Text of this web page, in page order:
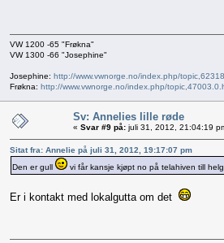
VW 1200 -65 "Frøkna"
VW 1300 -66 "Josephine"
Josephine: http://www.vwnorge.no/index.php/
Frøkna: http://www.vwnorge.no/index.php/
Sv: Annelies lille røde
« Svar #9 på: juli 31, 2012, 21:04:19
Sitat fra: Annelie på juli 31, 2012, 19:17:07 pm
Den er gull
vi får kansje kjøpt no på telahiven till
Er i kontakt med lokalgutta om det